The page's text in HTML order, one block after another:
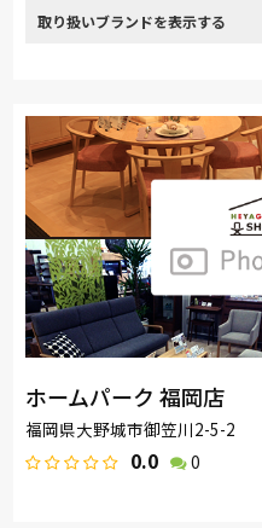
SIMMONS 日本ベッド
ロマンス小杉 昭和西川
ホームパーク 福岡店
福岡県大野城市御笠川2-5-2
0.0 0